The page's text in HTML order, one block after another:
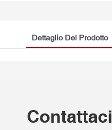
Dettaglio Del Prodotto
Contattaci